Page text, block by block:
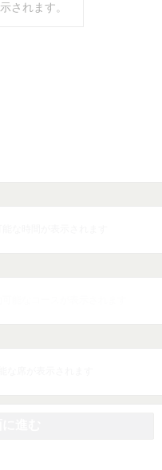
されます。